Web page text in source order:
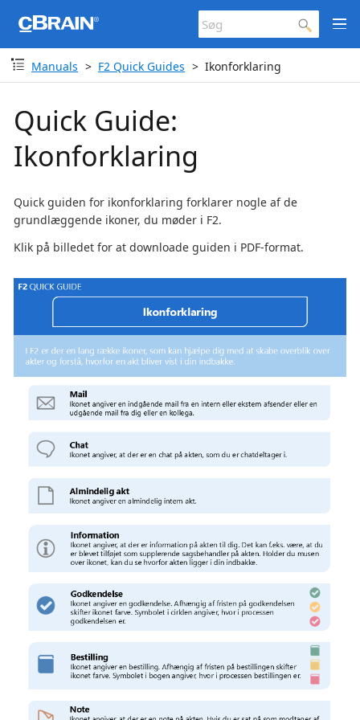
Manuals F2 Quick Guides Ikonforklaring
Quick Guide:
Ikonforklaring
Quick guiden for ikonforklaring forklarer nogle af de
grundlæggende ikoner, du møder i F2.
Klik på billedet for at downloade guiden i PDF-format.